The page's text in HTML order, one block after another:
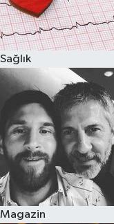
Sağlık
Magazin
Spor
Çocuk
Eğitim
Hava Durumu
Kadın